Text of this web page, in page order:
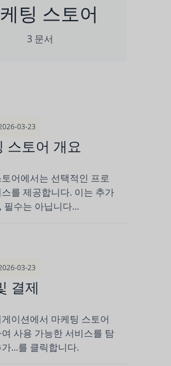
팅 스토어
3 문서
03-23
스토어 개요
어에서는 선택적인 프로
를 제공합니다. 이는 추가
필수는 아닙니다...
03-23
결제
이션에서 마케팅 스토어
사용 가능한 서비스를 탐
...를 클릭합니다.